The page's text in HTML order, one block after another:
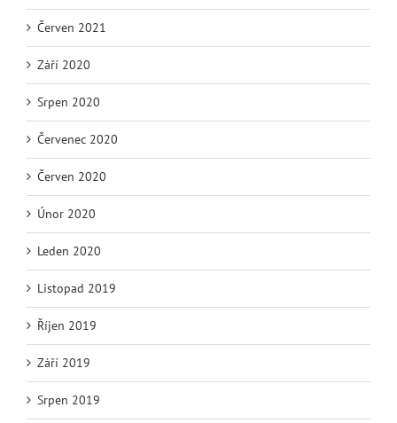
Červen 2021
Září 2020
Srpen 2020
Červenec 2020
Červen 2020
Únor 2020
Leden 2020
Listopad 2019
Říjen 2019
Září 2019
Srpen 2019